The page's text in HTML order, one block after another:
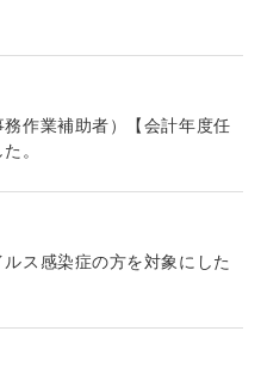
作業補助者）【会計年度任
。
ス感染症の方を対象にした